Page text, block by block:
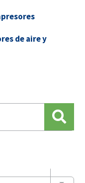
de aire y